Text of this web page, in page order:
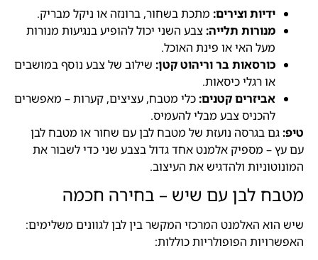
ידיות וצירים: מתכת בשחור, ברונזה או ניקל מבריק.
מנורות תלייה: צבע השני יכול להופיע בנגיעות מנורות
מעל האי או פינת האוכל.
כורסאות בר וריהוט קטן: שילוב של צבע נוסף במושבים
או רגלי כיסאות.
אביזרים קטנים:כלי מטבח, עציצים, קערות – מאפשרים
להכניס צבע מבלי להעמיס.
טיפ:גם בגרסה נועזת של מטבח לבן עם שחור או מטבח לבן
עם עץ – מספיק אלמנט אחד גדול בצבע שני כדי לשבור את
המונוטוניות ולהדגיש את העיצוב.
מטבח לבן עם שיש – בחירה חכמה
שיש הוא האלמנט המרכזי המקשר בין לבן לגוונים משלימים:
האפשרויות הפופולריות כוללות: